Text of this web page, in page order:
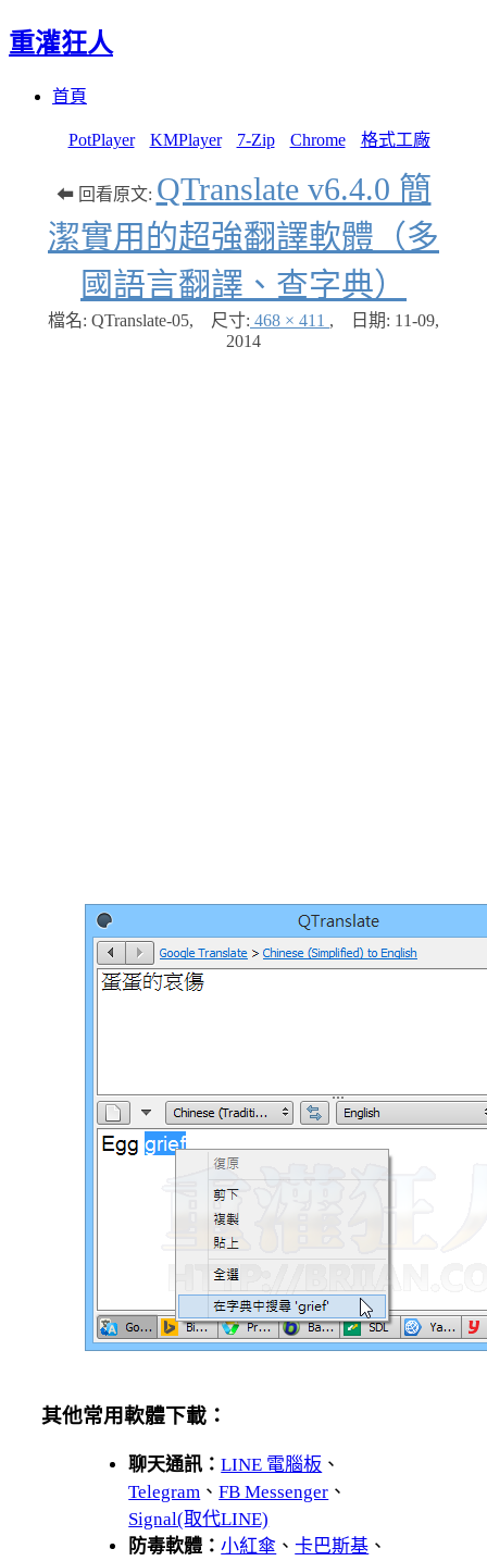
重灌狂人
首頁
PotPlayer KMPlayer 7-Zip Chrome 格式工廠
⬅ 回看原文: QTranslate v6.4.0 簡
潔實用的超強翻譯軟體（多
國語言翻譯、查字典）
檔名: QTranslate-05, 尺寸: 468 × 411 , 日期: 11-09,
2014
其他常用軟體下載：
聊天通訊：LINE 電腦板 、
Telegram 、FB Messenger 、
Signal(取代LINE)
防毒軟體：小紅傘 、卡巴斯基 、